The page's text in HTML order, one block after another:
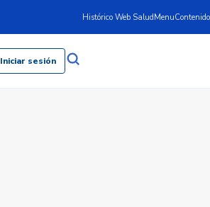
Histórico Web SaludMenuContenido
Iniciar sesión